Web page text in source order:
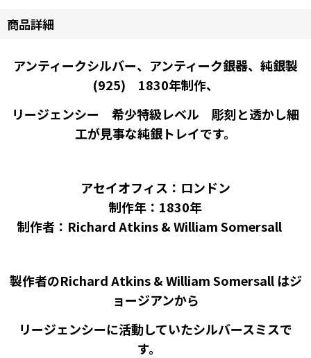
商品詳細
アンティークシルバー、アンティーク銀器、純銀製
(925) 1830年制作、
リージェンシー 希少特級レベル 彫刻と透かし細
工が見事な純銀トレイです。
アセイオフィス：ロンドン
制作年：1830年
制作者：Richard Atkins & William Somersall
製作者のRichard Atkins & William Somersall はジ
ョージアンから
リージェンシーに活動していたシルバースミスで
す。